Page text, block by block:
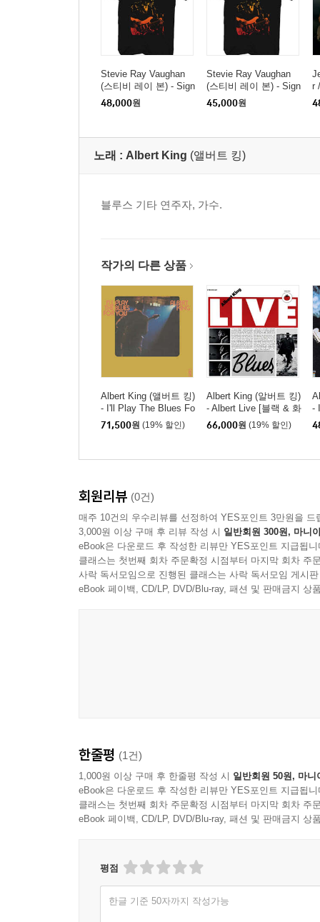
Stevie Ray Vaughan
(스티비 레이 본) - Sign
ature Gradient Photo T-
Shirt - 2XL Black
48,000원
Stevie Ray Vaughan
(스티비 레이 본) - Sign
ature Gradient Photo T-
Shirt - Large Black
45,000원
r
(
노래 : Albert King (앨버트 킹)
블루스 기타 연주자, 가수.
작가의 다른 상품
Albert King (앨버트 킹)
- I'll Play The Blues Fo
r You [LP]
71,500원 (19% 할인)
Albert King (알버트 킹)
- Albert Live [블랙 & 화
이트 컬러 2LP]
66,000원 (19% 할인)
-
회원리뷰 (0건)
매주 10건의 우수리뷰를 선정하여 YES포인트 3만원을 드
3,000원 이상 구매 후 리뷰 작성 시 일반회원 300원, 마니
eBook은 다운로드 후 작성한 리뷰만 YES포인트 지급됩니
클래스는 첫번째 회차 주문확정 시점부터 마지막 회차 주
사락 독서모임으로 진행된 클래스는 사락 독서모임 게시
eBook 페이백, CD/LP, DVD/Blu-ray, 패션 및 판매금지 상
한줄평 (1건)
1,000원 이상 구매 후 한줄평 작성 시 일반회원 50원, 마니
eBook은 다운로드 후 작성한 리뷰만 YES포인트 지급됩니
클래스는 첫번째 회차 주문확정 시점부터 마지막 회차 주
eBook 페이백, CD/LP, DVD/Blu-ray, 패션 및 판매금지 상
평점
한글 기준 50자까지 작성가능